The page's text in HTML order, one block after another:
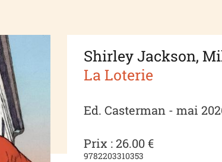
Shirley Jackson,
La Loterie
Ed. Casterman - mai
Prix : 26.00 €
9782203310353